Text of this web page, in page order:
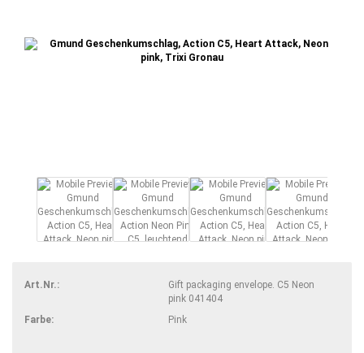
Art.Nr.:
Gift packaging envelope. C5 Neon
pink 041404
Farbe:
Pink